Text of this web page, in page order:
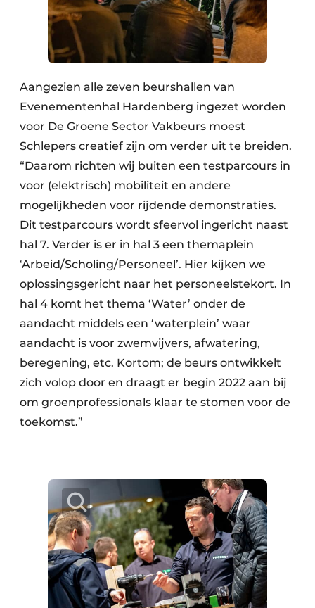
Aangezien alle zeven beurshallen van
Evenementenhal Hardenberg ingezet worden
voor De Groene Sector Vakbeurs moest
Schlepers creatief zijn om verder uit te breiden.
“Daarom richten wij buiten een testparcours in
voor (elektrisch) mobiliteit en andere
mogelijkheden voor rijdende demonstraties.
Dit testparcours wordt sfeervol ingericht naast
hal 7. Verder is er in hal 3 een themaplein
‘Arbeid/Scholing/Personeel’. Hier kijken we
oplossingsgericht naar het personeelstekort. In
hal 4 komt het thema ‘Water’ onder de
aandacht middels een ‘waterplein’ waar
aandacht is voor zwemvijvers, afwatering,
beregening, etc. Kortom; de beurs ontwikkelt
zich volop door en draagt er begin 2022 aan bij
om groenprofessionals klaar te stomen voor de
toekomst.”